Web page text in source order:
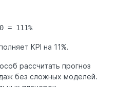
= 111%
KPI на 11%.
рассчитать прогноз
без сложных моделей.